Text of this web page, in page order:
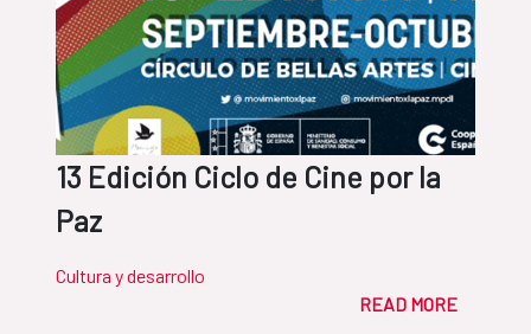
13 Edición Ciclo de Cine por la
Paz
Cultura y desarrollo
READ MORE